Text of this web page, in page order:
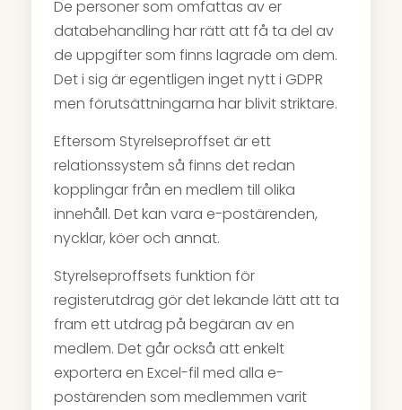
De personer som omfattas av er
databehandling har rätt att få ta del av
de uppgifter som finns lagrade om dem.
Det i sig är egentligen inget nytt i GDPR
men förutsättningarna har blivit striktare.
Eftersom Styrelseproffset är ett
relationssystem så finns det redan
kopplingar från en medlem till olika
innehåll. Det kan vara e-postärenden,
nycklar, köer och annat.
Styrelseproffsets funktion för
registerutdrag gör det lekande lätt att ta
fram ett utdrag på begäran av en
medlem. Det går också att enkelt
exportera en Excel-fil med alla e-
postärenden som medlemmen varit